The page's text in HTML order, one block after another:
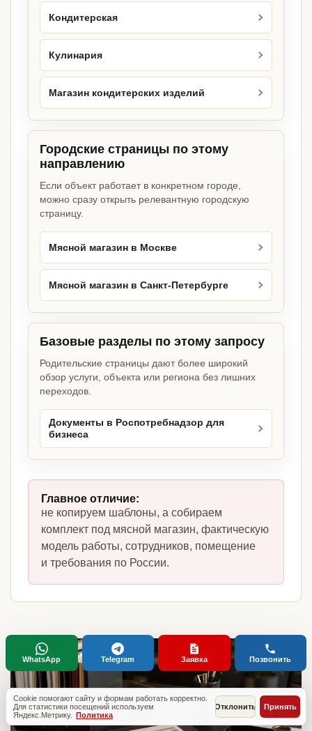
Кондитерская
Кулинария
Магазин кондитерских изделий
Городские страницы по этому
направлению
Если объект работает в конкретном городе,
можно сразу открыть релевантную городскую
страницу.
Мясной магазин в Москве
Мясной магазин в Санкт-Петербурге
Базовые разделы по этому запросу
Родительские страницы дают более широкий
обзор услуги, объекта или региона без лишних
переходов.
Документы в Роспотребнадзор для
бизнеса
Главное отличие:
не копируем шаблоны, а собираем
комплект под мясной магазин, фактическую
модель работы, сотрудников, помещение
и требования по России.
Cookie помогают сайту и формам работать корректно.
Для статистики посещений используем
Яндекс.Метрику. Политика
Отклонить Принять
WhatsApp Telegram Заявка Позвонить